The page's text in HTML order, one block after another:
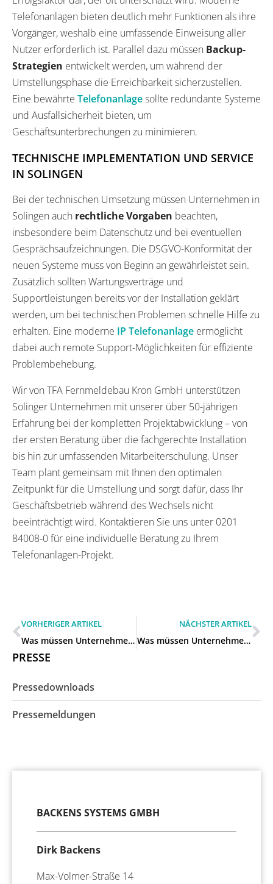
Telefonanlagen bieten deutlich mehr Funktionen als ihre
Vorgänger, weshalb eine umfassende Einweisung aller
Nutzer erforderlich ist. Parallel dazu müssen Backup-
Strategien entwickelt werden, um während der
Umstellungsphase die Erreichbarkeit sicherzustellen.
Eine bewährte Telefonanlagesollte redundante Systeme
und Ausfallsicherheit bieten, um
Geschäftsunterbrechungen zu minimieren.
TECHNISCHE IMPLEMENTATION UND SERVICE
IN SOLINGEN
Bei der technischen Umsetzung müssen Unternehmen in
Solingen auch rechtliche Vorgaben beachten,
insbesondere beim Datenschutz und bei eventuellen
Gesprächsaufzeichnungen. Die DSGVO-Konformität der
neuen Systeme muss von Beginn an gewährleistet sein.
Zusätzlich sollten Wartungsverträge und
Supportleistungen bereits vor der Installation geklärt
werden, um bei technischen Problemen schnelle Hilfe zu
erhalten. Eine moderne IP Telefonanlage ermöglicht
dabei auch remote Support-Möglichkeiten für effiziente
Problembehebung.
Wir von TFA Fernmeldebau Kron GmbH unterstützen
Solinger Unternehmen mit unserer über 50-jährigen
Erfahrung bei der kompletten Projektabwicklung – von
der ersten Beratung über die fachgerechte Installation
bis hin zur umfassenden Mitarbeiterschulung. Unser
Team plant gemeinsam mit Ihnen den optimalen
Zeitpunkt für die Umstellung und sorgt dafür, dass Ihr
Geschäftsbetrieb während des Wechsels nicht
beeinträchtigt wird. Kontaktieren Sie uns unter 0201
84008-0 für eine individuelle Beratung zu Ihrem
Telefonanlagen-Projekt.
VORHERIGER ARTIKEL
Was müssen Unternehmen beim Wechsel zu einer neuen Telefonanlage beachten in Burscheid?
NÄCHSTER ARTIKEL
Was müssen Unternehmen beim Wechsel zu einer neuen Telefonanlage beachten in Remscheid?
PRESSE
Pressedownloads
Pressemeldungen
BACKENS SYSTEMS GMBH
Dirk Backens
Max-Volmer-Straße 14